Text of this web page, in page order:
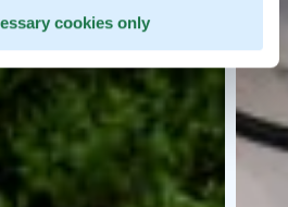
cookies only